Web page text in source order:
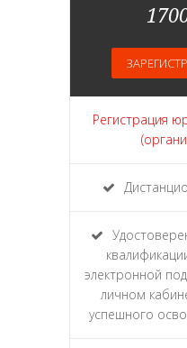
Регистрация
электронной
личном
успешного